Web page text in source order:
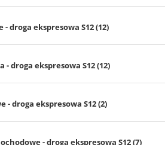
droga ekspresowa S12 (12)
- droga ekspresowa S12 (12)
- droga ekspresowa S12 (2)
- droga ekspresowa S12 (7)